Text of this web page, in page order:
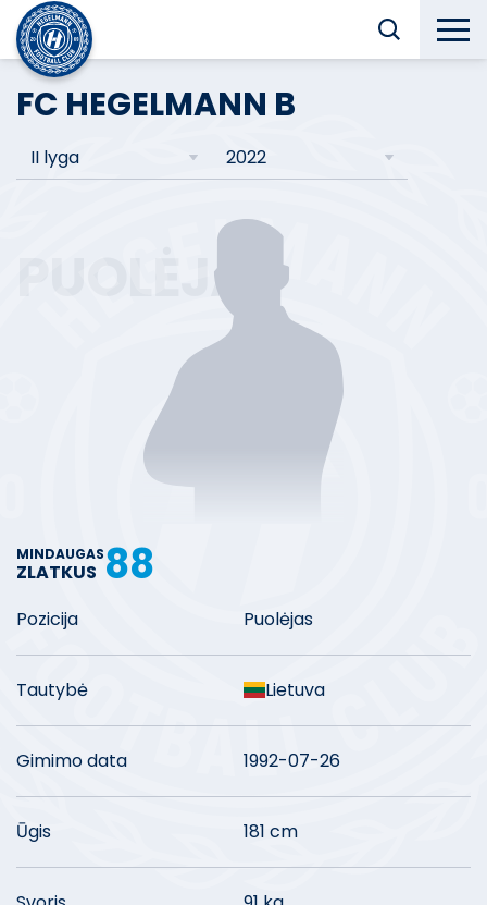
FC HEGELMANN B
II lyga 2022
PUOLĖJAS
MINDAUGAS
ZLATKUS 88
Pozicija Puolėjas
Tautybė Lietuva
Gimimo data 1992-07-26
Ūgis 181 cm